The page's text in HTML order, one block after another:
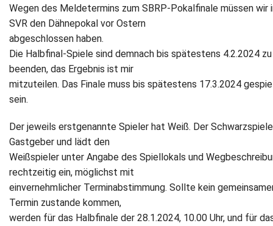
Wegen des Meldetermins zum SBRP-Pokalfinale müssen wir
SVR den Dähnepokal vor Ostern
abgeschlossen haben.
Die Halbfinal‐Spiele sind demnach bis spätestens 4.2.2024 zu
beenden, das Ergebnis ist mir
mitzuteilen. Das Finale muss bis spätestens 17.3.2024
sein.
Der jeweils erstgenannte Spieler hat Weiß. Der
Gastgeber und lädt den
Weißspieler unter Angabe des Spiellokals und
rechtzeitig ein, möglichst mit
einvernehmlicher Terminabstimmung. Sollte kein
Termin zustande kommen,
werden für das Halbfinale der 28.1.2024, 10.00 Uhr, und für